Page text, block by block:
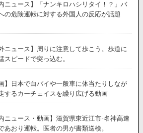
ニュース】「ナンキロハシリタイ！？」バ
の危険運転に対する外国人の反応が話題
ニュース】周りに注意して歩こう。歩道に
スピードで突っ込む。
】日本で白バイや一般車に体当たりしなが
するカーチェイスを繰り広げる動画
ニュース・動画】滋賀県東近江市-名神高速
あおり運転。医者の男が書類送検。